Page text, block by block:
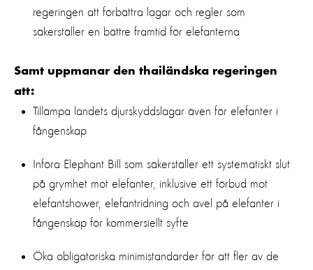
regeringen att förbättra lagar och regler som
säkerställer en bättre framtid för elefanterna
Samt uppmanar den thailändska regeringen
att:
Tillämpa landets djurskyddslagar även för elefanter i
fångenskap
Införa Elephant Bill som säkerställer ett systematiskt slut
på grymhet mot elefanter, inklusive ett förbud mot
elefantshower, elefantridning och avel på elefanter i
fångenskap för kommersiellt syfte
Öka obligatoriska minimistandarder för att fler av de